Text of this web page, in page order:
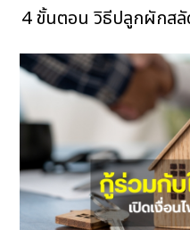
4 ขั้นตอน วิธีปลูกผักส